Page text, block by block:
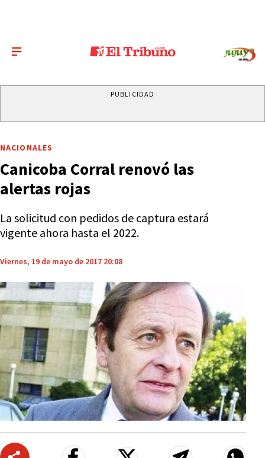
PUBLICIDAD
NACIONALES
Canicoba Corral renovó las
alertas rojas
La solicitud con pedidos de captura estará
vigente ahora hasta el 2022.
Viernes, 19 de mayo de 2017 20:08